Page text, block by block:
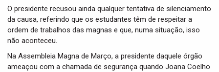
O presidente recusou ainda qualquer tentativa de silenciamento
da causa, referindo que os estudantes têm de respeitar a
ordem de trabalhos das magnas e que, numa situação, isso
não aconteceu.
Na Assembleia Magna de Março, a presidente daquele órgão
ameaçou com a chamada de segurança quando Joana Coelho